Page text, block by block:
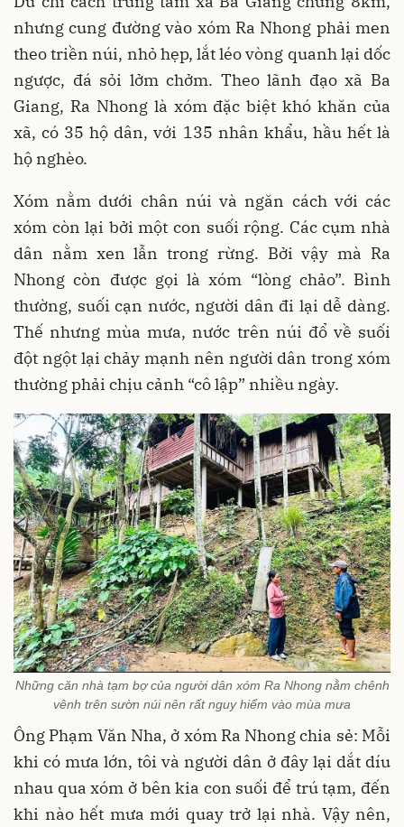
nhưng cung đường vào xóm Ra Nhong phải men
theo triền núi, nhỏ hẹp, lắt léo vòng quanh lại dốc
ngược, đá sỏi lởm chởm. Theo lãnh đạo xã Ba
Giang, Ra Nhong là xóm đặc biệt khó khăn của
xã, có 35 hộ dân, với 135 nhân khẩu, hầu hết là
hộ nghèo.
Xóm nằm dưới chân núi và ngăn cách với các
xóm còn lại bởi một con suối rộng. Các cụm nhà
dân nằm xen lẫn trong rừng. Bởi vậy mà Ra
Nhong còn được gọi là xóm “lòng chảo”. Bình
thường, suối cạn nước, người dân đi lại dễ dàng.
Thế nhưng mùa mưa, nước trên núi đổ về suối
đột ngột lại chảy mạnh nên người dân trong xóm
thường phải chịu cảnh “cô lập” nhiều ngày.
Những căn nhà tạm bợ của người dân xóm Ra Nhong nằm chênh
vênh trên sườn núi nên rất nguy hiểm vào mùa mưa
Ông Phạm Văn Nha, ở xóm Ra Nhong chia sẻ: Mỗi
khi có mưa lớn, tôi và người dân ở đây lại dắt díu
nhau qua xóm ở bên kia con suối để trú tạm, đến
khi nào hết mưa mới quay trở lại nhà. Vậy nên,